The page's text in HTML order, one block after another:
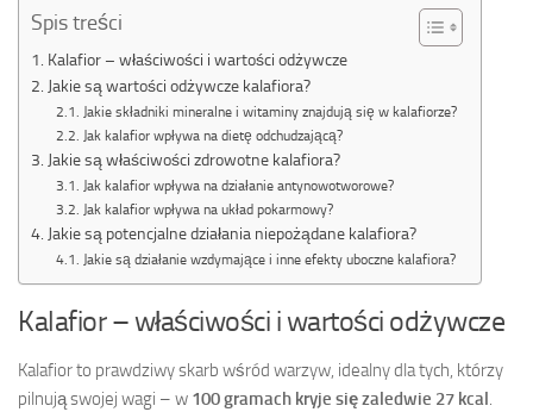
Spis treści
Kalafior – właściwości i wartości odżywcze
Jakie są wartości odżywcze kalafiora?
Jakie składniki mineralne i witaminy znajdują się w kalafiorze?
Jak kalafior wpływa na dietę odchudzającą?
Jakie są właściwości zdrowotne kalafiora?
Jak kalafior wpływa na działanie antynowotworowe?
Jak kalafior wpływa na układ pokarmowy?
Jakie są potencjalne działania niepożądane kalafiora?
Jakie są działanie wzdymające i inne efekty uboczne kalafiora?
Kalafior – właściwości i wartości odżywcze
Kalafior to prawdziwy skarb wśród warzyw, idealny dla tych, którzy
pilnują swojej wagi – w 100 gramach kryje się zaledwie 27 kcal.